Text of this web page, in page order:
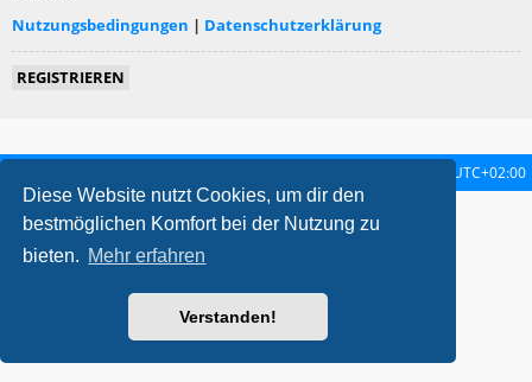
Diese Website nutzt Cookies, um dir den
bestmöglichen Komfort bei der Nutzung zu
bieten. Mehr erfahren
Verstanden!
Nutzungsbedingungen | Datenschutzerklärung
REGISTRIEREN
UTC+02:00
metrolike style by Eric Seguin Updated for phpBB3.2 by
Powered byphpBB ® Forum Software © phpBB Limited
Deutsche Übersetzung durch